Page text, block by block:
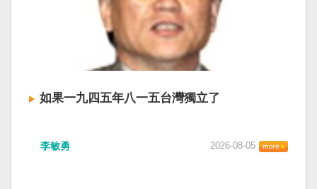
如果一九四五年八一五台灣獨立了
李敏勇 2026-08-05